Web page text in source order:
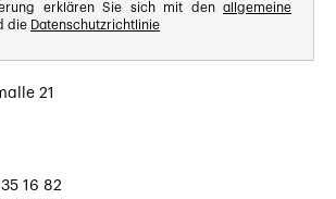
erklären Sie sich mit den allgemeine
die Datenschutzrichtlinie
21
16 82